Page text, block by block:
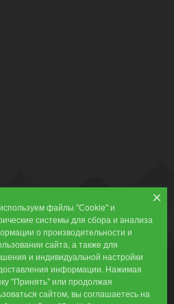
файлы "Сookie" и
системы для сбора и анализа
о производительности и
сайта, а также для
и индивидуальной настройки
информации. Нажимая
"Принять" или продолжая
сайтом, вы соглашаетесь на